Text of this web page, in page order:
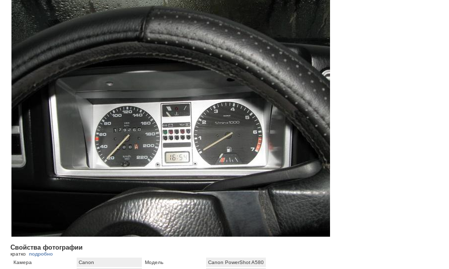
Свойства фотографии
кратко подробно
Камера
Canon Модель
Canon PowerShot A580